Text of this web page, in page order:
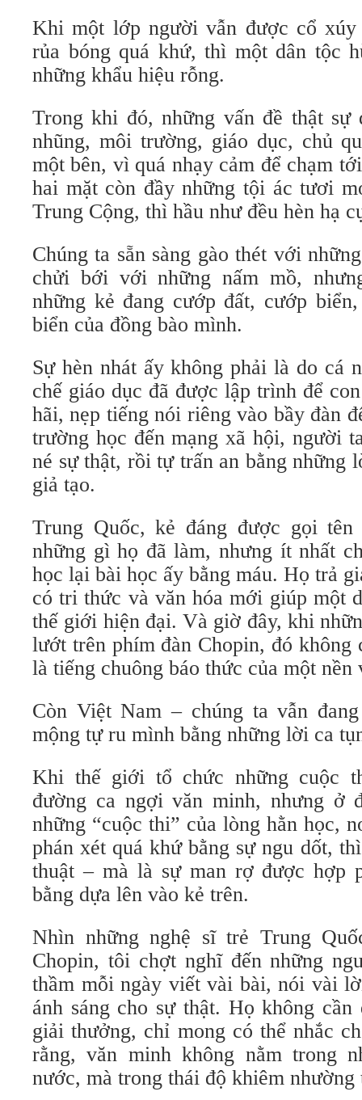
Khi một lớp người vẫn được cổ
rủa bóng quá khứ, thì một dân tộc
những khẩu hiệu rỗng.
Trong khi đó, những vấn đề thật sự
nhũng, môi trường, giáo dục, chủ
một bên, vì quá nhạy cảm để chạm
hai mặt còn đầy những tội ác tươi
Trung Cộng, thì hầu như đều hèn hạ
Chúng ta sẵn sàng gào thét với
chửi bới với những nấm mồ,
những kẻ đang cướp đất, cướp
biển của đồng bào mình.
Sự hèn nhát ấy không phải là do cá
chế giáo dục đã được lập trình để
hãi, nẹp tiếng nói riêng vào bầy đàn
trường học đến mạng xã hội, người
né sự thật, rồi tự trấn an bằng những
giả tạo.
Trung Quốc, kẻ đáng được gọi
những gì họ đã làm, nhưng ít nhất
học lại bài học ấy bằng máu. Họ trả
có tri thức và văn hóa mới giúp một
thế giới hiện đại. Và giờ đây, khi
lướt trên phím đàn Chopin, đó không
là tiếng chuông báo thức của một
Còn Việt Nam – chúng ta vẫn
mộng tự ru mình bằng những lời ca
Khi thế giới tổ chức những cuộc
đường ca ngợi văn minh, nhưng ở
những “cuộc thi” của lòng hằn học,
phán xét quá khứ bằng sự ngu dốt,
thuật – mà là sự man rợ được hợp
bằng dựa lên vào kẻ trên.
Nhìn những nghệ sĩ trẻ Trung
Chopin, tôi chợt nghĩ đến những
thầm mỗi ngày viết vài bài, nói vài
ánh sáng cho sự thật. Họ không cần
giải thưởng, chỉ mong có thể nhắc
rằng, văn minh không nằm trong
nước, mà trong thái độ khiêm